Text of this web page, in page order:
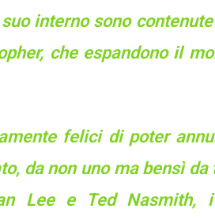
interno sono
che espandono il
felici di poter
da non uno ma bensì da
Lee e Ted Nasmith,